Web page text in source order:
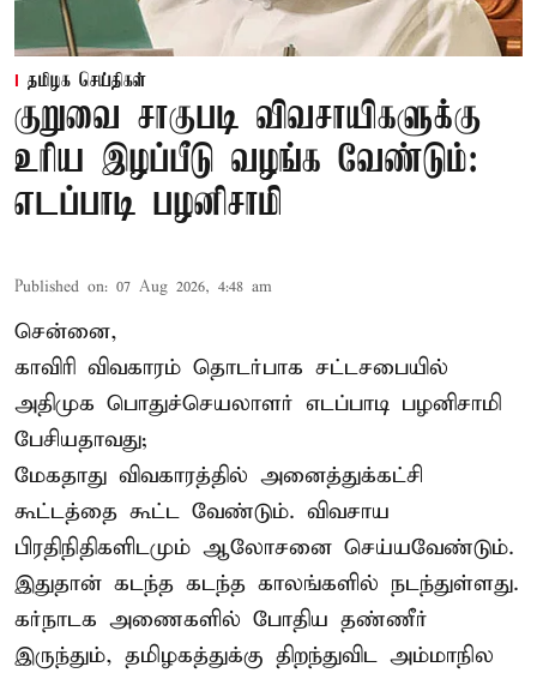
தமிழக செய்திகள்
குறுவை சாகுபடி விவசாயிகளுக்கு
உரிய இழப்பீடு வழங்க வேண்டும்:
எடப்பாடி பழனிசாமி
Published on: 07 Aug 2026, 4:48 am
சென்னை,
காவிரி விவகாரம் தொடர்பாக சட்டசபையில்
அதிமுக பொதுச்செயலாளர் எடப்பாடி பழனிசாமி
பேசியதாவது;
மேகதாது விவகாரத்தில் அனைத்துக்கட்சி
கூட்டத்தை கூட்ட வேண்டும். விவசாய
பிரதிநிதிகளிடமும் ஆலோசனை செய்யவேண்டும்.
இதுதான் கடந்த கடந்த காலங்களில் நடந்துள்ளது.
கர்நாடக அணைகளில் போதிய தண்ணீர்
இருந்தும், தமிழகத்துக்கு திறந்துவிட அம்மாநில